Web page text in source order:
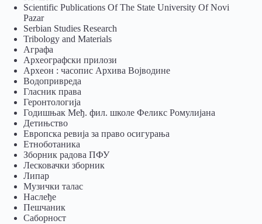
Scientific Publications Of The State University Of Novi
Pazar
Serbian Studies Research
Tribology and Materials
Аграфа
Археографски прилози
Археон : часопис Архива Војводине
Водопривреда
Гласник права
Геронтологија
Годишњак Међ. фил. школе Феликс Ромулијана
Детињство
Европска ревија за право осигурања
Eтноботаника
Зборник радова ПФУ
Лесковачки зборник
Липар
Музички талас
Наслеђе
Пешчаник
Саборност